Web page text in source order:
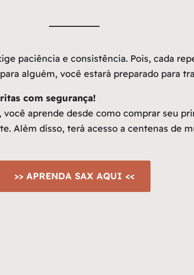
paciência e consistência. Pois, cada
alguém, você estará preparado para
com segurança!
aprende desde como comprar seu
Além disso, terá acesso a centenas de
>> APRENDA SAX AQUI <<